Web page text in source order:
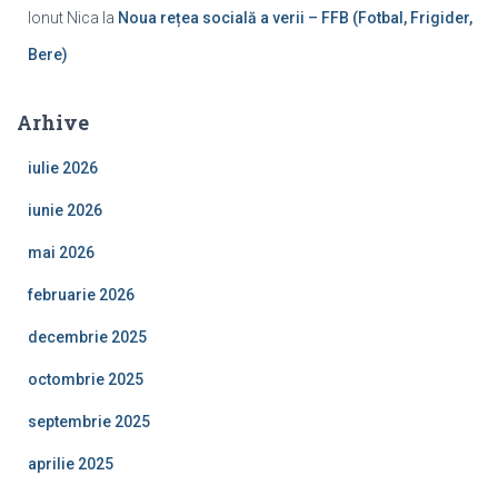
Ionut Nica la Noua rețea socială a verii – FFB (Fotbal, Frigider,
Bere)
Arhive
iulie 2026
iunie 2026
mai 2026
februarie 2026
decembrie 2025
octombrie 2025
septembrie 2025
aprilie 2025